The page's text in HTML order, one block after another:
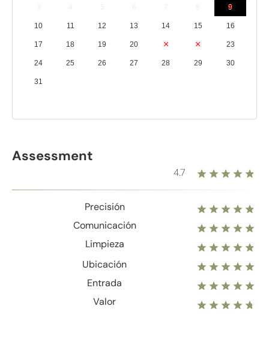
9
10 11 12 13 14 15 16
17 18 19 20 21 22 23
24 25 26 27 28 29 30
31
Assessment
4.7
Precisión
Comunicación
Limpieza
Ubicación
Entrada
Valor